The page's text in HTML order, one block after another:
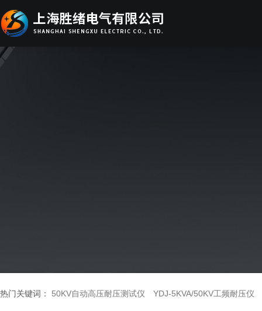
热门关键词： 50KV自动高压耐压测试仪 YDJ-5KVA/50KV工频耐压仪